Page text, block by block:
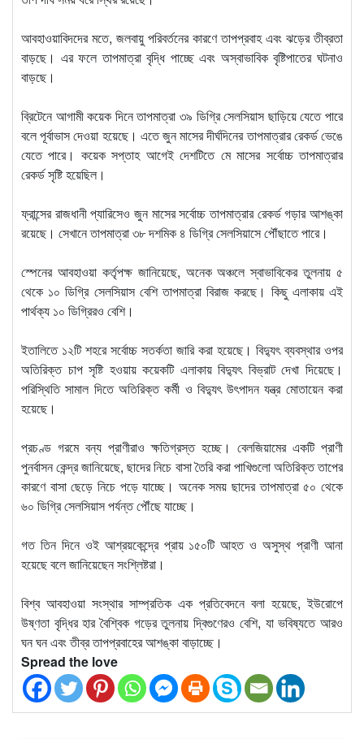
আবহাওয়াবিদদের মতে, জলবায়ু পরিবর্তনের কারণে তাপপ্রবাহ এবং ঝড়ের তীব্রতা
বাড়ছে। এর ফলে তাপমাত্রা বৃদ্ধি পাচ্ছে এবং অস্বাভাবিক বৃষ্টিপাতের ঘটনাও
বাড়ছে।
ব্রিটেনে আগামী কয়েক দিনে তাপমাত্রা ৩৯ ডিগ্রি সেলসিয়াস ছাড়িয়ে যেতে পারে
বলে পূর্বাভাস দেওয়া হয়েছে। এতে জুন মাসের দীর্ঘদিনের তাপমাত্রার রেকর্ড ভেঙে
যেতে পারে। কয়েক সপ্তাহ আগেই দেশটিতে মে মাসের সর্বোচ্চ তাপমাত্রার
রেকর্ড সৃষ্টি হয়েছিল।
ফ্রান্সের রাজধানী প্যারিসেও জুন মাসের সর্বোচ্চ তাপমাত্রার রেকর্ড গড়ার আশঙ্কা
রয়েছে। সেখানে তাপমাত্রা ৩৮ দশমিক ৪ ডিগ্রি সেলসিয়াসে পৌঁছাতে পারে।
স্পেনের আবহাওয়া কর্তৃপক্ষ জানিয়েছে, অনেক অঞ্চলে স্বাভাবিকের তুলনায় ৫
থেকে ১০ ডিগ্রি সেলসিয়াস বেশি তাপমাত্রা বিরাজ করছে। কিছু এলাকায় এই
পার্থক্য ১০ ডিগ্রিরও বেশি।
ইতালিতে ১২টি শহরে সর্বোচ্চ সতর্কতা জারি করা হয়েছে। বিদ্যুৎ ব্যবস্থার ওপর
অতিরিক্ত চাপ সৃষ্টি হওয়ায় কয়েকটি এলাকায় বিদ্যুৎ বিভ্রাট দেখা দিয়েছে।
পরিস্থিতি সামাল দিতে অতিরিক্ত কর্মী ও বিদ্যুৎ উৎপাদন যন্ত্র মোতায়েন করা
হয়েছে।
প্রচণ্ড গরমে বন্য প্রাণীরাও ক্ষতিগ্রস্ত হচ্ছে। বেলজিয়ামের একটি প্রাণী
পুনর্বাসন কেন্দ্র জানিয়েছে, ছাদের নিচে বাসা তৈরি করা পাখিগুলো অতিরিক্ত তাপের
কারণে বাসা ছেড়ে নিচে পড়ে যাচ্ছে। অনেক সময় ছাদের তাপমাত্রা ৫০ থেকে
৬০ ডিগ্রি সেলসিয়াস পর্যন্ত পৌঁছে যাচ্ছে।
গত তিন দিনে ওই আশ্রয়কেন্দ্রে প্রায় ১৫০টি আহত ও অসুস্থ প্রাণী আনা
হয়েছে বলে জানিয়েছেন সংশ্লিষ্টরা।
বিশ্ব আবহাওয়া সংস্থার সাম্প্রতিক এক প্রতিবেদনে বলা হয়েছে, ইউরোপে
উষ্ণতা বৃদ্ধির হার বৈশ্বিক গড়ের তুলনায় দ্বিগুণেরও বেশি, যা ভবিষ্যতে আরও
ঘন ঘন এবং তীব্র তাপপ্রবাহের আশঙ্কা বাড়াচ্ছে।
Spread the love